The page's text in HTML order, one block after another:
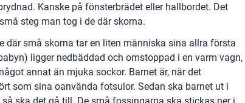
Kanske på fönsterbrädet eller hallbordet. Det
steg man tog i de där skorna.
där små skorna tar en liten människa sina allra första
ligger nedbäddad och omstoppad i en varm vagn,
annat än mjuka sockor. Barnet är, när det
som sina oanvända fotsulor. Sedan ska barnet ut i